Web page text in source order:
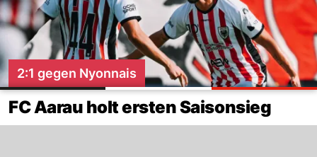
2:1 gegen Nyonnais
FC Aarau holt ersten Saisonsieg